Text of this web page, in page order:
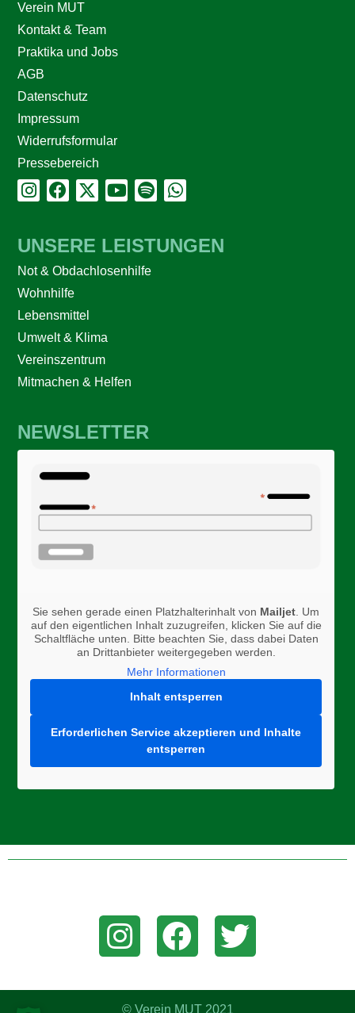
Verein MUT
Kontakt & Team
Praktika und Jobs
AGB
Datenschutz
Impressum
Widerrufsformular
Pressebereich
UNSERE LEISTUNGEN
Not & Obdachlosenhilfe
Wohnhilfe
Lebensmittel
Umwelt & Klima
Vereinszentrum
Mitmachen & Helfen
NEWSLETTER
Sie sehen gerade einen Platzhalterinhalt von Mailjet . Um
auf den eigentlichen Inhalt zuzugreifen, klicken Sie auf die
Schaltfläche unten. Bitte beachten Sie, dass dabei Daten
an Drittanbieter weitergegeben werden.
Mehr Informationen
Inhalt entsperren
Erforderlichen Service akzeptieren und Inhalte
entsperren
© Verein MUT 2021